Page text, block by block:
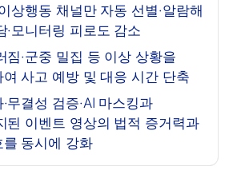
상행동 채널만 자동 선별·알람해
·모니터링 피로도 감소
짐·군중 밀집 등 이상 상황을
사고 예방 및 대응 시간 단축
무결성 검증·AI 마스킹과
된 이벤트 영상의 법적 증거력과
동시에 강화